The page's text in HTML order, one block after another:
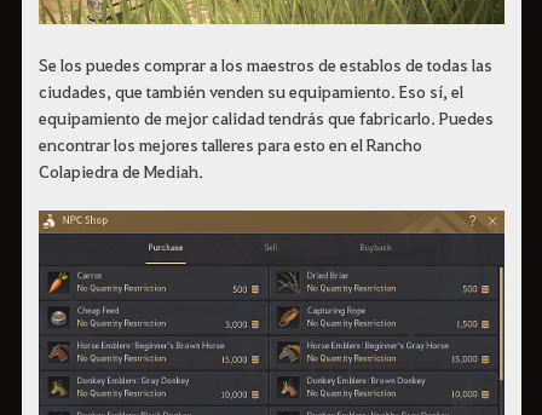
Se los puedes comprar a los maestros de establos de todas las
ciudades, que también venden su equipamiento. Eso sí, el
equipamiento de mejor calidad tendrás que fabricarlo. Puedes
encontrar los mejores talleres para esto en el Rancho
Colapiedra de Mediah.